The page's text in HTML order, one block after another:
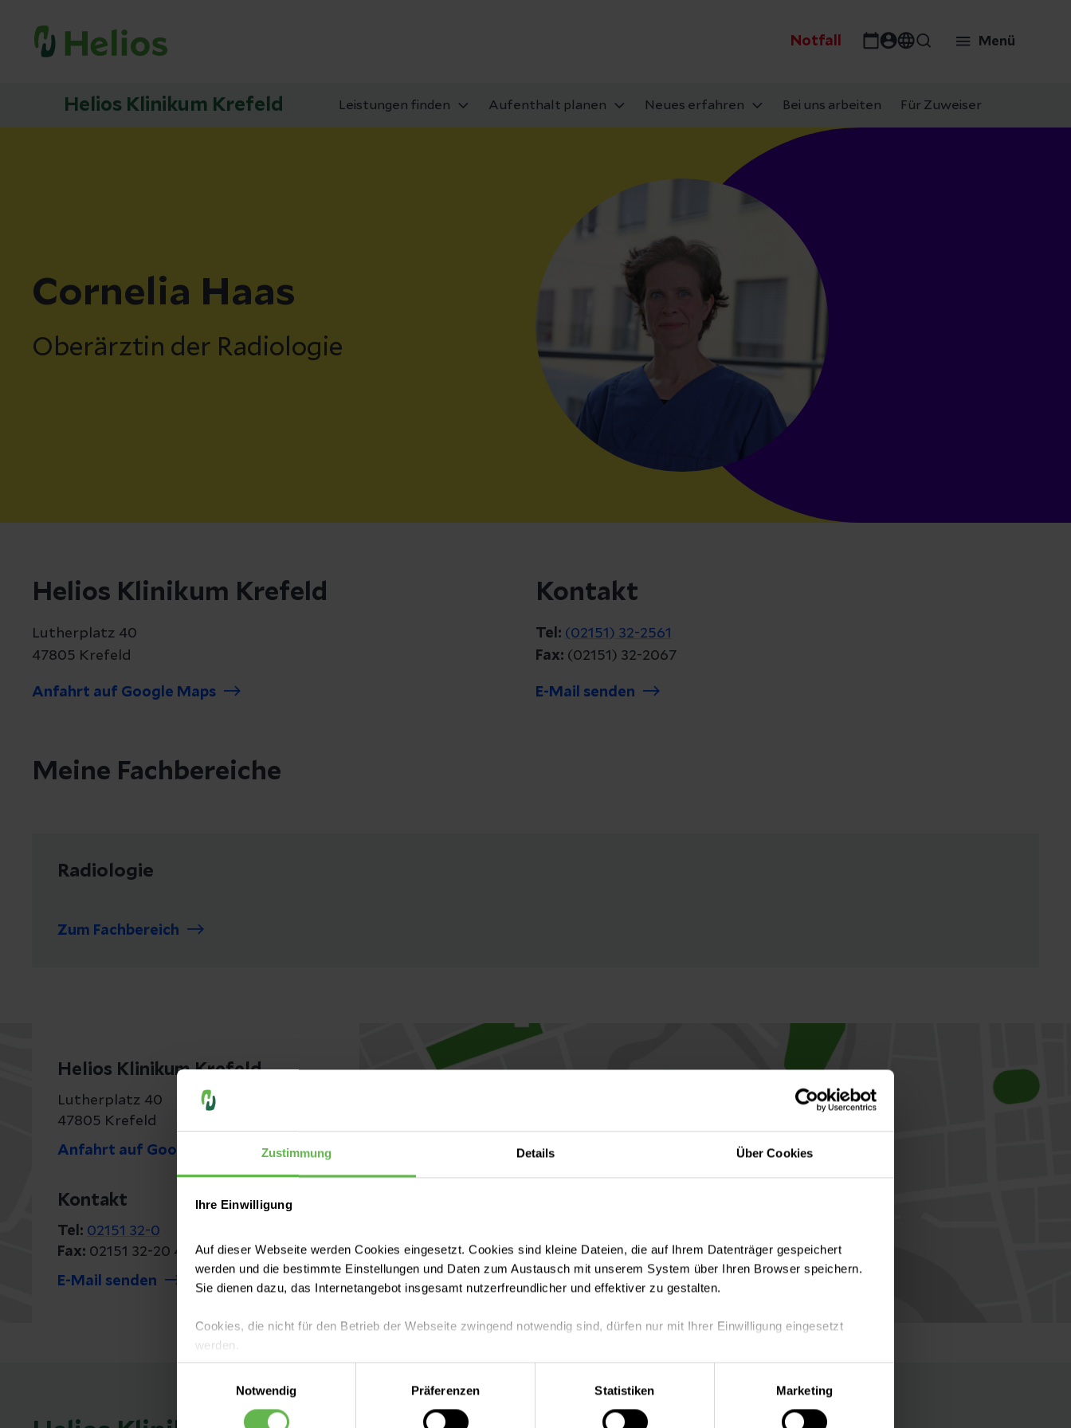
Zustimmung Details Über Cookies
Ihre Einwilligung
Auf dieser Webseite werden Cookies eingesetzt. Cookies sind kleine Dateien, die auf Ihrem Datenträger gespeichert
werden und die bestimmte Einstellungen und Daten zum Austausch mit unserem System über Ihren Browser speichern.
Sie dienen dazu, das Internetangebot insgesamt nutzerfreundlicher und effektiver zu gestalten.
Cookies, die nicht für den Betrieb der Webseite zwingend notwendig sind, dürfen nur mit Ihrer Einwilligung eingesetzt
werden.
Es steht Ihnen frei, unsere Seite mit nur den notwendigen Cookies zu benutzen, eine individuelle Auswahl hinsichtlich der
nicht notwendigen Cookies zu treffen oder durch Auswahl von „Alle Cookies akzeptieren“ in die Verwendung aller Cookies
einzuwilligen. Ihre Auswahlentscheidung können Sie jederzeit ändern oder widerrufen.
Notwendig
Präferenzen Statistiken Marketing
Notfall Menü
Helios Klinikum Krefeld Leistungen finden Aufenthalt planen Neues erfahren Bei uns arbeiten Für Zuweiser
Cornelia Haas
Oberärztin der Radiologie
Helios Klinikum Krefeld
Lutherplatz 40
47805 Krefeld
Anfahrt auf Google Maps
Kontakt
Tel: (02151) 32-2561
Fax: (02151) 32-2067
E-Mail senden
Meine Fachbereiche
Radiologie
Zum Fachbereich
Helios Klinikum Krefeld
Lutherplatz 40
47805 Krefeld
Anfahrt auf Google Maps
Kontakt
Tel: 02151 32-0
Fax: 02151 32-20 40
E-Mail senden